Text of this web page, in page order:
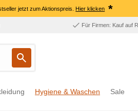
jetzt zum Aktionspreis.Hier klicken *
Für Firmen: Kauf auf
Hygiene & Waschen Sale